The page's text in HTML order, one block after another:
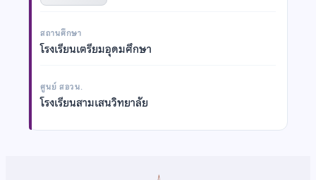
สถานศึกษา
โรงเรียนเตรียมอุดมศึกษา
ศูนย์ สอวน.
โรงเรียนสามเสนวิทยาลัย